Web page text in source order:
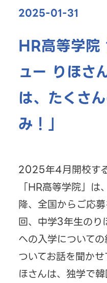
2025-01-31
HR高等学院
ュー りほさ
は、たくさ
み！」
2025年4月開校す
「HR高等学院」
降、全国からご応
回、中学3年生のり
への入学について
ついてお話を聞か
ほさんは、独学で